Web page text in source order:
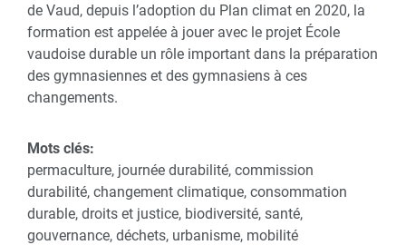
de Vaud, depuis l’adoption du Plan climat en 2020, la
formation est appelée à jouer avec le projet École
vaudoise durable un rôle important dans la préparation
des gymnasiennes et des gymnasiens à ces
changements.
Mots clés:
permaculture, journée durabilité, commission
durabilité, changement climatique, consommation
durable, droits et justice, biodiversité, santé,
gouvernance, déchets, urbanisme, mobilité